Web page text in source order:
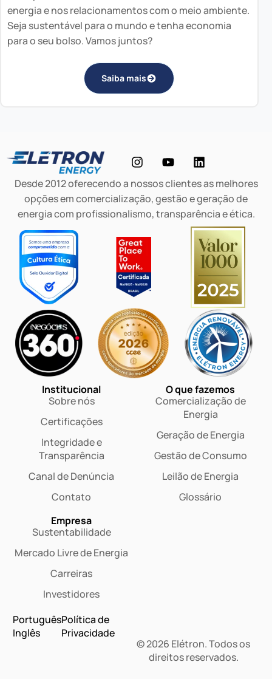
energia e nos relacionamentos com o meio ambiente.
Seja sustentável para o mundo e tenha economia
para o seu bolso. Vamos juntos?
Saiba mais
Desde 2012 oferecendo a nossos clientes as melhores
opções em comercialização, gestão e geração de
energia com profissionalismo, transparência e ética.
Institucional
Sobre nós
Certificações
Integridade e
Transparência
Canal de Denúncia
Contato
O que fazemos
Comercialização de
Energia
Geração de Energia
Gestão de Consumo
Leilão de Energia
Glossário
Empresa
Sustentabilidade
Mercado Livre de Energia
Carreiras
Investidores
Português
Inglês
© 2026 Elétron. Todos os
direitos reservados.
Política de
Privacidade
Dashboard